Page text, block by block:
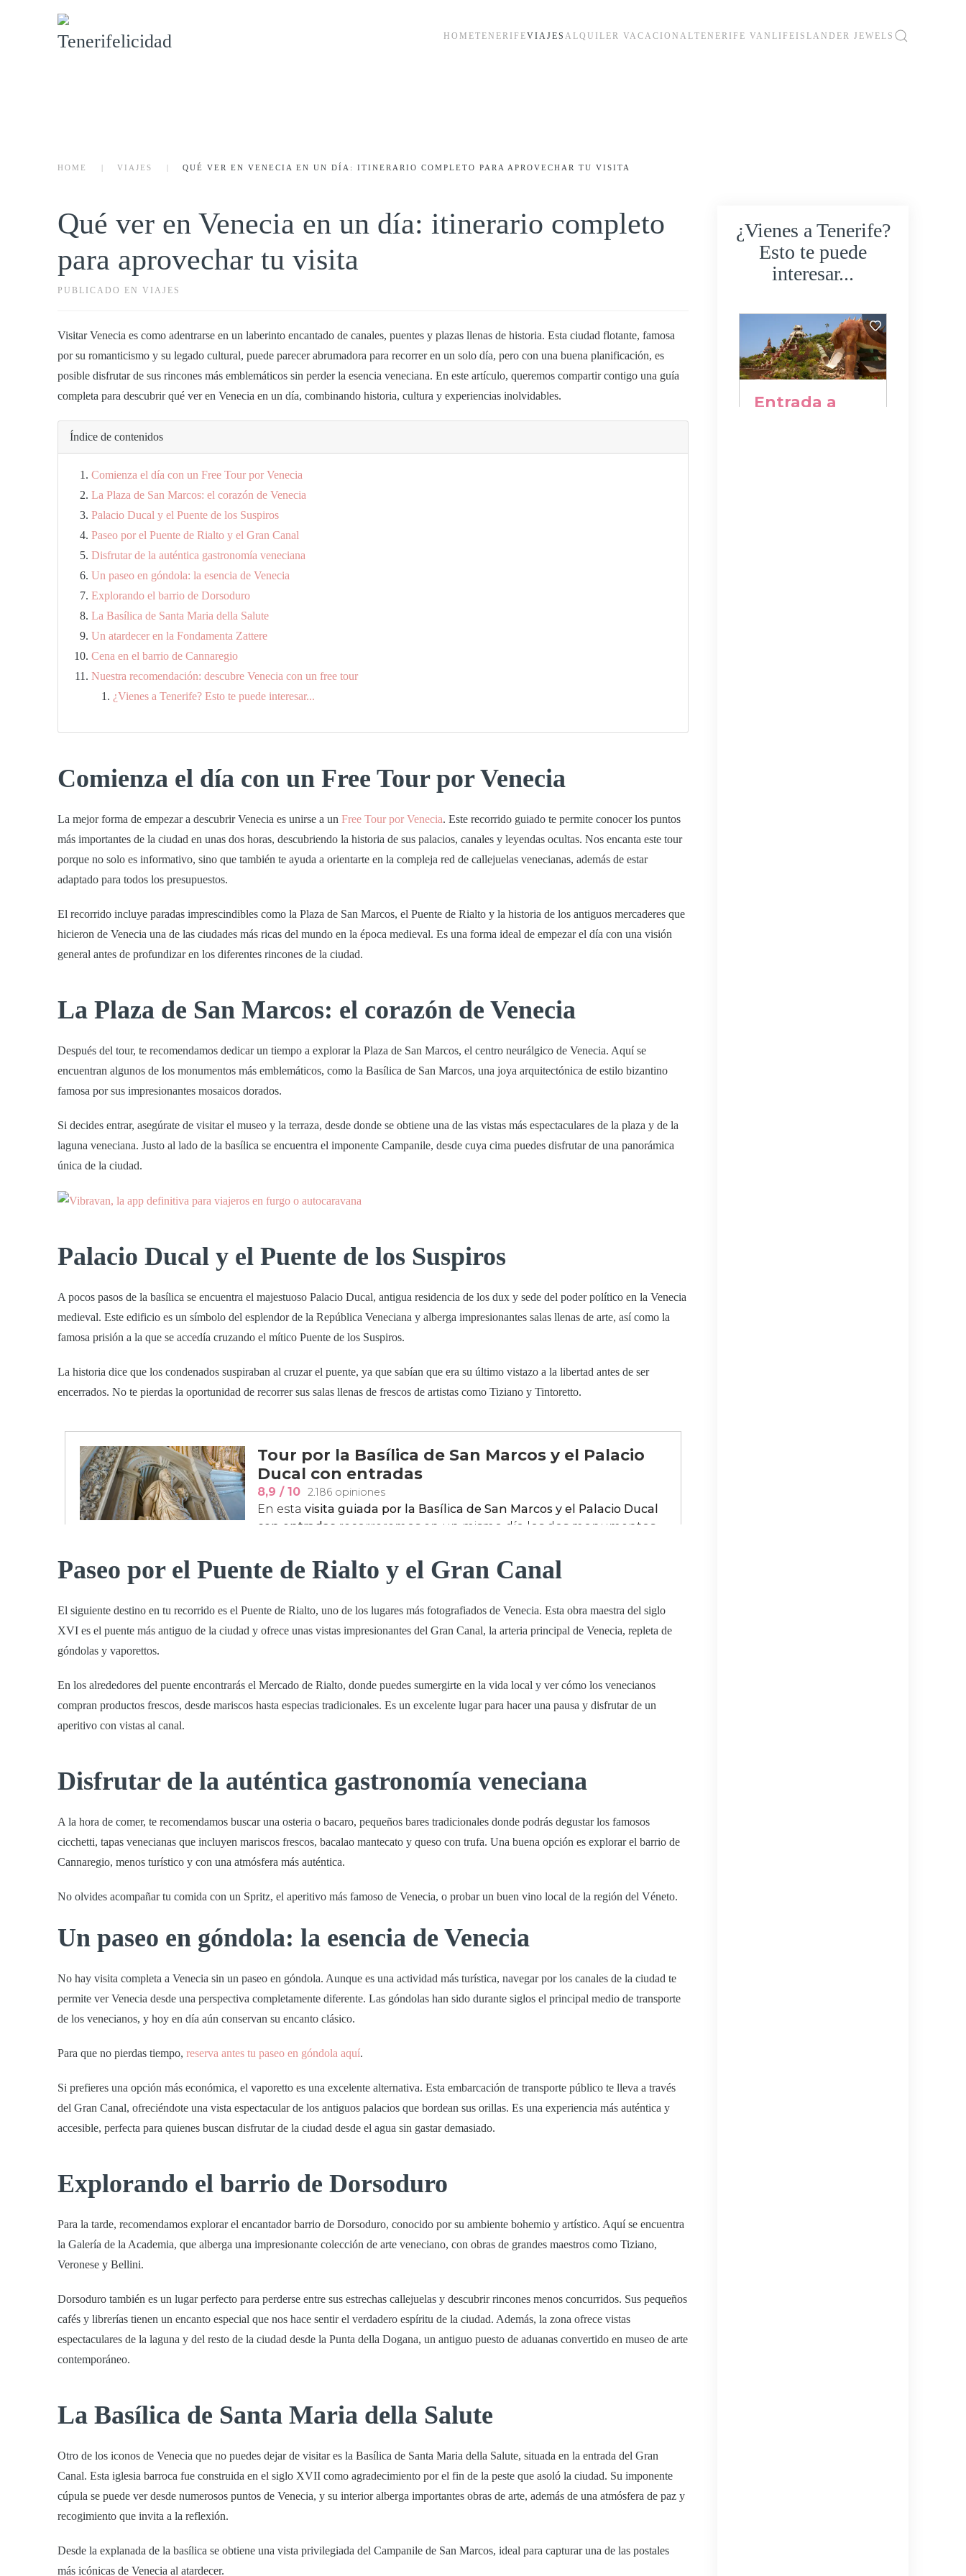
Skip to main content HOMETENERIFEVIAJES ALQUILER VACACIONALTENERIFE VANLIFE ISLANDER JEWELS
HOME VIAJES QUÉ VER EN VENECIA EN UN DÍA: ITINERARIO COMPLETO PARA APROVECHAR TU VISITA
Qué ver en Venecia en un día: itinerario completo
para aprovechar tu visita
PUBLICADO EN VIAJES
Visitar Venecia es como adentrarse en un laberinto encantado de canales, puentes y plazas llenas de historia. Esta ciudad flotante, famosa
por su romanticismo y su legado cultural, puede parecer abrumadora para recorrer en un solo día, pero con una buena planificación, es
posible disfrutar de sus rincones más emblemáticos sin perder la esencia veneciana. En este artículo, queremos compartir contigo una guía
completa para descubrirqué ver en Venecia en un día, combinando historia, cultura y experiencias inolvidables.
Índice de contenidos
Comienza el día con un Free Tour por Venecia
La Plaza de San Marcos: el corazón de Venecia
Palacio Ducal y el Puente de los Suspiros
Paseo por el Puente de Rialto y el Gran Canal
Disfrutar de la auténtica gastronomía veneciana
Un paseo en góndola: la esencia de Venecia
Explorando el barrio de Dorsoduro
La Basílica de Santa Maria della Salute
Un atardecer en la Fondamenta Zattere
Cena en el barrio de Cannaregio
Nuestra recomendación: descubre Venecia con un free tour
¿Vienes a Tenerife? Esto te puede interesar...
Comienza el día con un Free Tour por Venecia
La mejor forma de empezar a descubrir Venecia es unirse a un Free Tour por Venecia. Este recorrido guiado te permite conocer los puntos
más importantes de la ciudad en unas dos horas, descubriendo la historia de sus palacios, canales y leyendas ocultas. Nos encanta este tour
porque no solo es informativo, sino que también te ayuda a orientarte en la compleja red de callejuelas venecianas, además de estar
adaptado para todos los presupuestos.
El recorrido incluye paradas imprescindibles como la Plaza de San Marcos, el Puente de Rialto y la historia de los antiguos mercaderes que
hicieron de Venecia una de las ciudades más ricas del mundo en la época medieval. Es una forma ideal de empezar el día con una visión
general antes de profundizar en los diferentes rincones de la ciudad.
La Plaza de San Marcos: el corazón de Venecia
Después del tour, te recomendamos dedicar un tiempo a explorar la Plaza de San Marcos, el centro neurálgico de Venecia. Aquí se
encuentran algunos de los monumentos más emblemáticos, como la Basílica de San Marcos, una joya arquitectónica de estilo bizantino
famosa por sus impresionantes mosaicos dorados.
Si decides entrar, asegúrate de visitar el museo y la terraza, desde donde se obtiene una de las vistas más espectaculares de la plaza y de la
laguna veneciana. Justo al lado de la basílica se encuentra el imponente Campanile, desde cuya cima puedes disfrutar de una panorámica
única de la ciudad.
Palacio Ducal y el Puente de los Suspiros
A pocos pasos de la basílica se encuentra el majestuoso Palacio Ducal, antigua residencia de los dux y sede del poder político en la Venecia
medieval. Este edificio es un símbolo del esplendor de la República Veneciana y alberga impresionantes salas llenas de arte, así como la
famosa prisión a la que se accedía cruzando el mítico Puente de los Suspiros.
La historia dice que los condenados suspiraban al cruzar el puente, ya que sabían que era su último vistazo a la libertad antes de ser
encerrados. No te pierdas la oportunidad de recorrer sus salas llenas de frescos de artistas como Tiziano y Tintoretto.
Paseo por el Puente de Rialto y el Gran Canal
El siguiente destino en tu recorrido es el Puente de Rialto, uno de los lugares más fotografiados de Venecia. Esta obra maestra del siglo
XVI es el puente más antiguo de la ciudad y ofrece unas vistas impresionantes del Gran Canal, la arteria principal de Venecia, repleta de
góndolas y vaporettos.
En los alrededores del puente encontrarás el Mercado de Rialto, donde puedes sumergirte en la vida local y ver cómo los venecianos
compran productos frescos, desde mariscos hasta especias tradicionales. Es un excelente lugar para hacer una pausa y disfrutar de un
aperitivo con vistas al canal.
Disfrutar de la auténtica gastronomía veneciana
A la hora de comer, te recomendamos buscar una osteria o bacaro, pequeños bares tradicionales donde podrás degustar los famosos
cicchetti, tapas venecianas que incluyen mariscos frescos, bacalao mantecato y queso con trufa. Una buena opción es explorar el barrio de
Cannaregio, menos turístico y con una atmósfera más auténtica.
No olvides acompañar tu comida con un Spritz, el aperitivo más famoso de Venecia, o probar un buen vino local de la región del Véneto.
Un paseo en góndola: la esencia de Venecia
No hay visita completa a Venecia sin un paseo en góndola. Aunque es una actividad más turística, navegar por los canales de la ciudad te
permite ver Venecia desde una perspectiva completamente diferente. Las góndolas han sido durante siglos el principal medio de transporte
de los venecianos, y hoy en día aún conservan su encanto clásico.
Para que no pierdas tiempo, reserva antes tu paseo en góndola aquí.
Si prefieres una opción más económica, el vaporetto es una excelente alternativa. Esta embarcación de transporte público te lleva a través
del Gran Canal, ofreciéndote una vista espectacular de los antiguos palacios que bordean sus orillas. Es una experiencia más auténtica y
accesible, perfecta para quienes buscan disfrutar de la ciudad desde el agua sin gastar demasiado.
Explorando el barrio de Dorsoduro
Para la tarde, recomendamos explorar el encantador barrio de Dorsoduro, conocido por su ambiente bohemio y artístico. Aquí se encuentra
la Galería de la Academia, que alberga una impresionante colección de arte veneciano, con obras de grandes maestros como Tiziano,
Veronese y Bellini.
Dorsoduro también es un lugar perfecto para perderse entre sus estrechas callejuelas y descubrir rincones menos concurridos. Sus pequeños
cafés y librerías tienen un encanto especial que nos hace sentir el verdadero espíritu de la ciudad. Además, la zona ofrece vistas
espectaculares de la laguna y del resto de la ciudad desde la Punta della Dogana, un antiguo puesto de aduanas convertido en museo de arte
contemporáneo.
La Basílica de Santa Maria della Salute
Otro de los iconos de Venecia que no puedes dejar de visitar es la Basílica de Santa Maria della Salute, situada en la entrada del Gran
Canal. Esta iglesia barroca fue construida en el siglo XVII como agradecimiento por el fin de la peste que asoló la ciudad. Su imponente
cúpula se puede ver desde numerosos puntos de Venecia, y su interior alberga importantes obras de arte, además de una atmósfera de paz y
recogimiento que invita a la reflexión.
Desde la explanada de la basílica se obtiene una vista privilegiada del Campanile de San Marcos, ideal para capturar una de las postales
más icónicas de Venecia al atardecer.
¿Vienes a Tenerife?
Esto te puede
interesar...